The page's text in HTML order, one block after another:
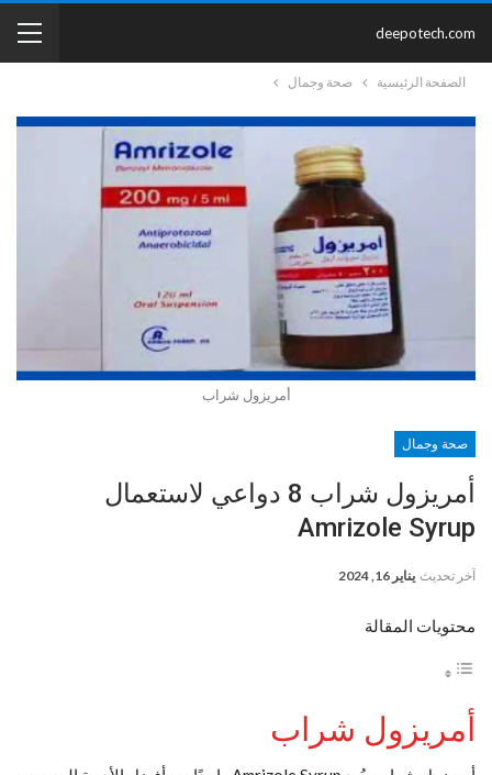
deepotech.com
الصفحة الرئيسية صحة وجمال
أمريزول شراب
صحة وجمال
أمريزول شراب 8 دواعي لاستعمال
Amrizole Syrup
آخر تحديث يناير 16, 2024
محتويات المقالة
أمريزول شراب